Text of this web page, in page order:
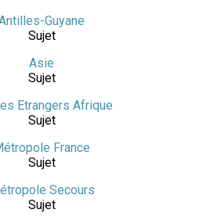
Guyane
Sujet
Asie
Sujet
Etrangers Afrique
Sujet
France
Sujet
Secours
Sujet